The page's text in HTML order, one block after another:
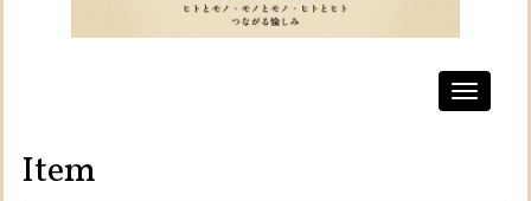
Toggle
Item